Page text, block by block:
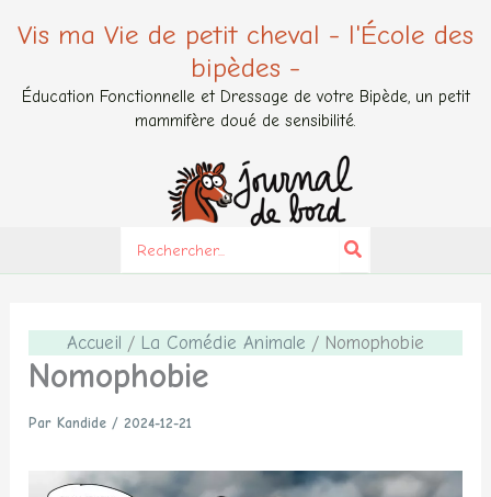
Vis ma Vie de petit cheval - l'École des
bipèdes -
Éducation Fonctionnelle et Dressage de votre Bipède, un petit
mammifère doué de sensibilité.
for:
Accueil La Comédie Animale Nomophobie
Nomophobie
Par Kandide/2024-12-21